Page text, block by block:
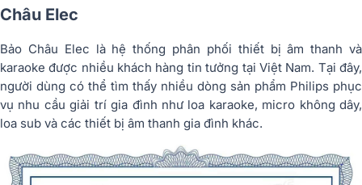
Châu Elec
Bảo Châu Elec là hệ thống phân phối thiết bị âm thanh và
karaoke được nhiều khách hàng tin tưởng tại Việt Nam. Tại đây,
người dùng có thể tìm thấy nhiều dòng sản phẩm Philips phục
vụ nhu cầu giải trí gia đình như loa karaoke, micro không dây,
loa sub và các thiết bị âm thanh gia đình khác.